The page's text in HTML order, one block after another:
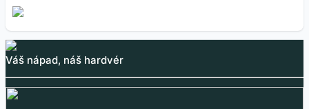
Piny 40 kusov FEMALE
0.20€
Svorka 5mm rôzne
0.20€
Jack pre 9V batériu
0.50€
(bez DPH 0.41€)
Arduino Nano terminal
1.90€
Váš nápad, náš hardvér